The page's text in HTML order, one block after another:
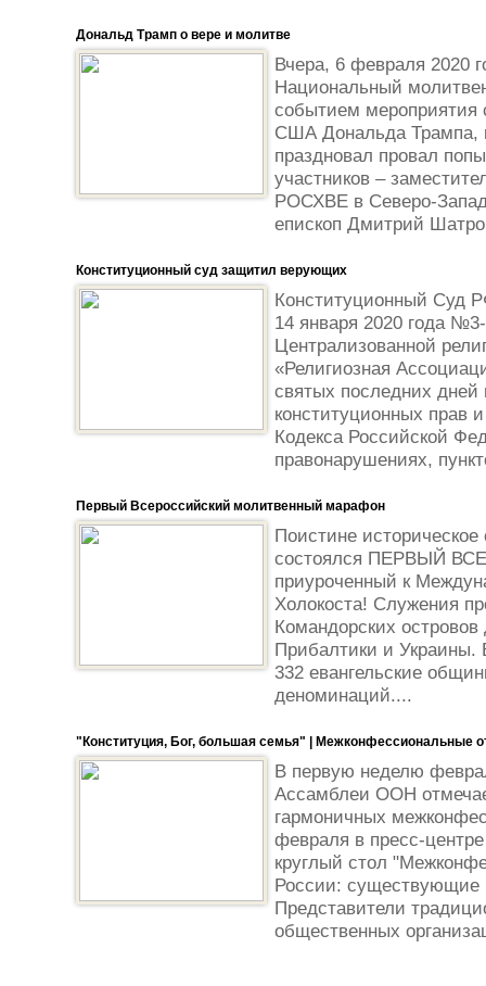
Дональд Трамп о вере и молитве
Вчера, 6 февраля 2020
Национальный
событием мероприятия
США Дональда Трампа,
праздновал провал
участников –
РОСХВЕ в Северо-
епископ Дмитрий
Конституционный суд защитил верующих
Конституционный Суд
14 января 2020 года
Централизованной
«Религиозная
святых последних
конституционных прав
Кодекса Российской
правонарушениях,
Первый Всероссийский молитвенный марафон
Поистине
состоялся ПЕРВЫЙ
приуроченный к
Холокоста! Служения
Командорских
Прибалтики и
332 евангельские
деноминаций....
"Конституция, Бог, большая семья" | Межконфессиональные
В первую неделю
Ассамблеи ООН
гармоничных
февраля в пресс-
круглый стол
России: существующие
Представители
общественных